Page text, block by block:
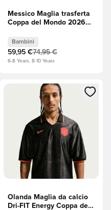
Messico Maglia trasferta
Coppa del Mondo 2026
Bambini
59,95 €74,95 €
6-8 Years, 8-10 Years
o registrarsi come
Apre una finestra modale per
Olanda Maglia da calcio
Dri-FIT Energy Coppa del